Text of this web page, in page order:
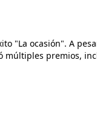
"La ocasión". A
múltiples premios,